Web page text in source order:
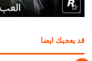
قد يعجبك ايضا